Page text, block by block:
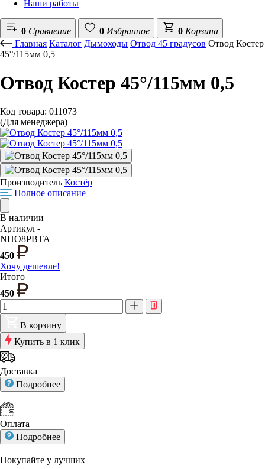
Наши работы
0 Сравнение 0 Избранное 0 Корзина
Главная Каталог Дымоходы Отвод 45 градусов Отвод Костер
45°/115мм 0,5
Отвод Костер 45°/115мм 0,5
Код товара: 011073
(Для менеджера)
Производитель Костёр
Полное описание
В наличии
Артикул -
NHO8PBTA
450
Хочу дешевле!
Итого
450
В корзину
Купить в 1 клик
Доставка
Подробнее
Оплата
Подробнее
Покупайте у лучших